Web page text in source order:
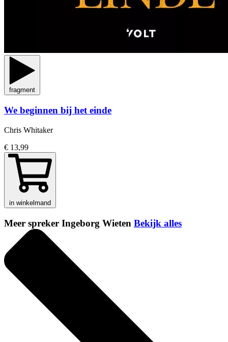
fragment
We beginnen bij het einde
Chris Whitaker
€ 13,99
in winkelmand
Meer spreker Ingeborg Wieten Bekijk alles